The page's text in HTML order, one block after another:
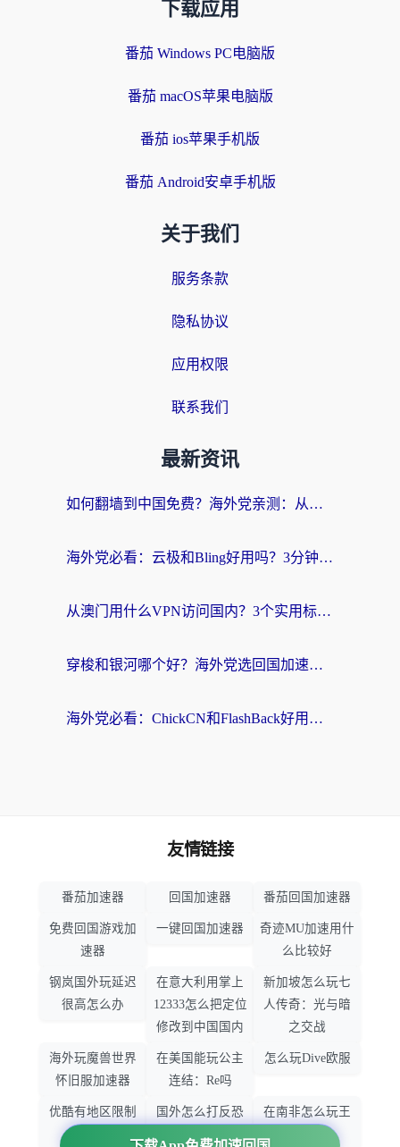
下载应用
番茄 Windows PC电脑版
番茄 macOS苹果电脑版
番茄 ios苹果手机版
番茄 Android安卓手机版
关于我们
服务条款
隐私协议
应用权限
联系我们
最新资讯
如何翻墙到中国免费？海外党亲测：从踩坑到选对加速器的全攻略
海外党必看：云极和Bling好用吗？3分钟教你选对回国加速器
从澳门用什么VPN访问国内？3个实用标准帮你避开坑，无缝刷剧听歌
穿梭和银河哪个好？海外党选回国加速器的避坑指南，附番茄加速器实测体验
海外党必看：ChickCN和FlashBack好用吗？3招教你选对回国加速器（附云极、HomeCN、斧牛vs艾果对比）
友情链接
番茄加速器 回国加速器 番茄回国加速器
免费回国游戏加
速器
一键回国加速器
奇迹MU加速用什
么比较好
钢岚国外玩延迟
很高怎么办
在意大利用掌上
12333怎么把定位
修改到中国国内
新加坡怎么玩七
人传奇：光与暗
之交战
海外玩魔兽世界
怀旧服加速器
在美国能玩公主
连结：Re吗
怎么玩Dive欧服
优酷有地区限制
国外怎么打反恐
精英：全球攻势
在南非怎么玩王